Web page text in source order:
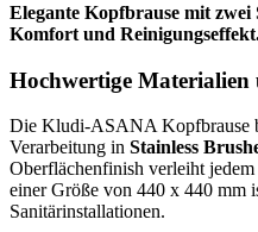
Elegante Kopfbrause mit
Komfort und
Hochwertige Materialien
Die Kludi-ASANA Kopfbrause
Verarbeitung in Stainless
Oberflächenfinish verleiht
einer Größe von 440 x 440 mm
Sanitärinstallationen.